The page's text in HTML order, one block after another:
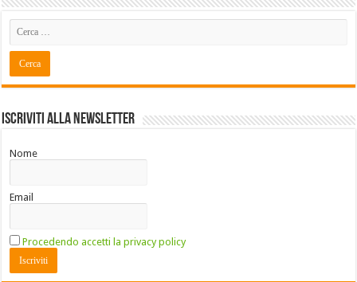
Iscriviti alla Newsletter
Nome
Email
Procedendo accetti la privacy policy